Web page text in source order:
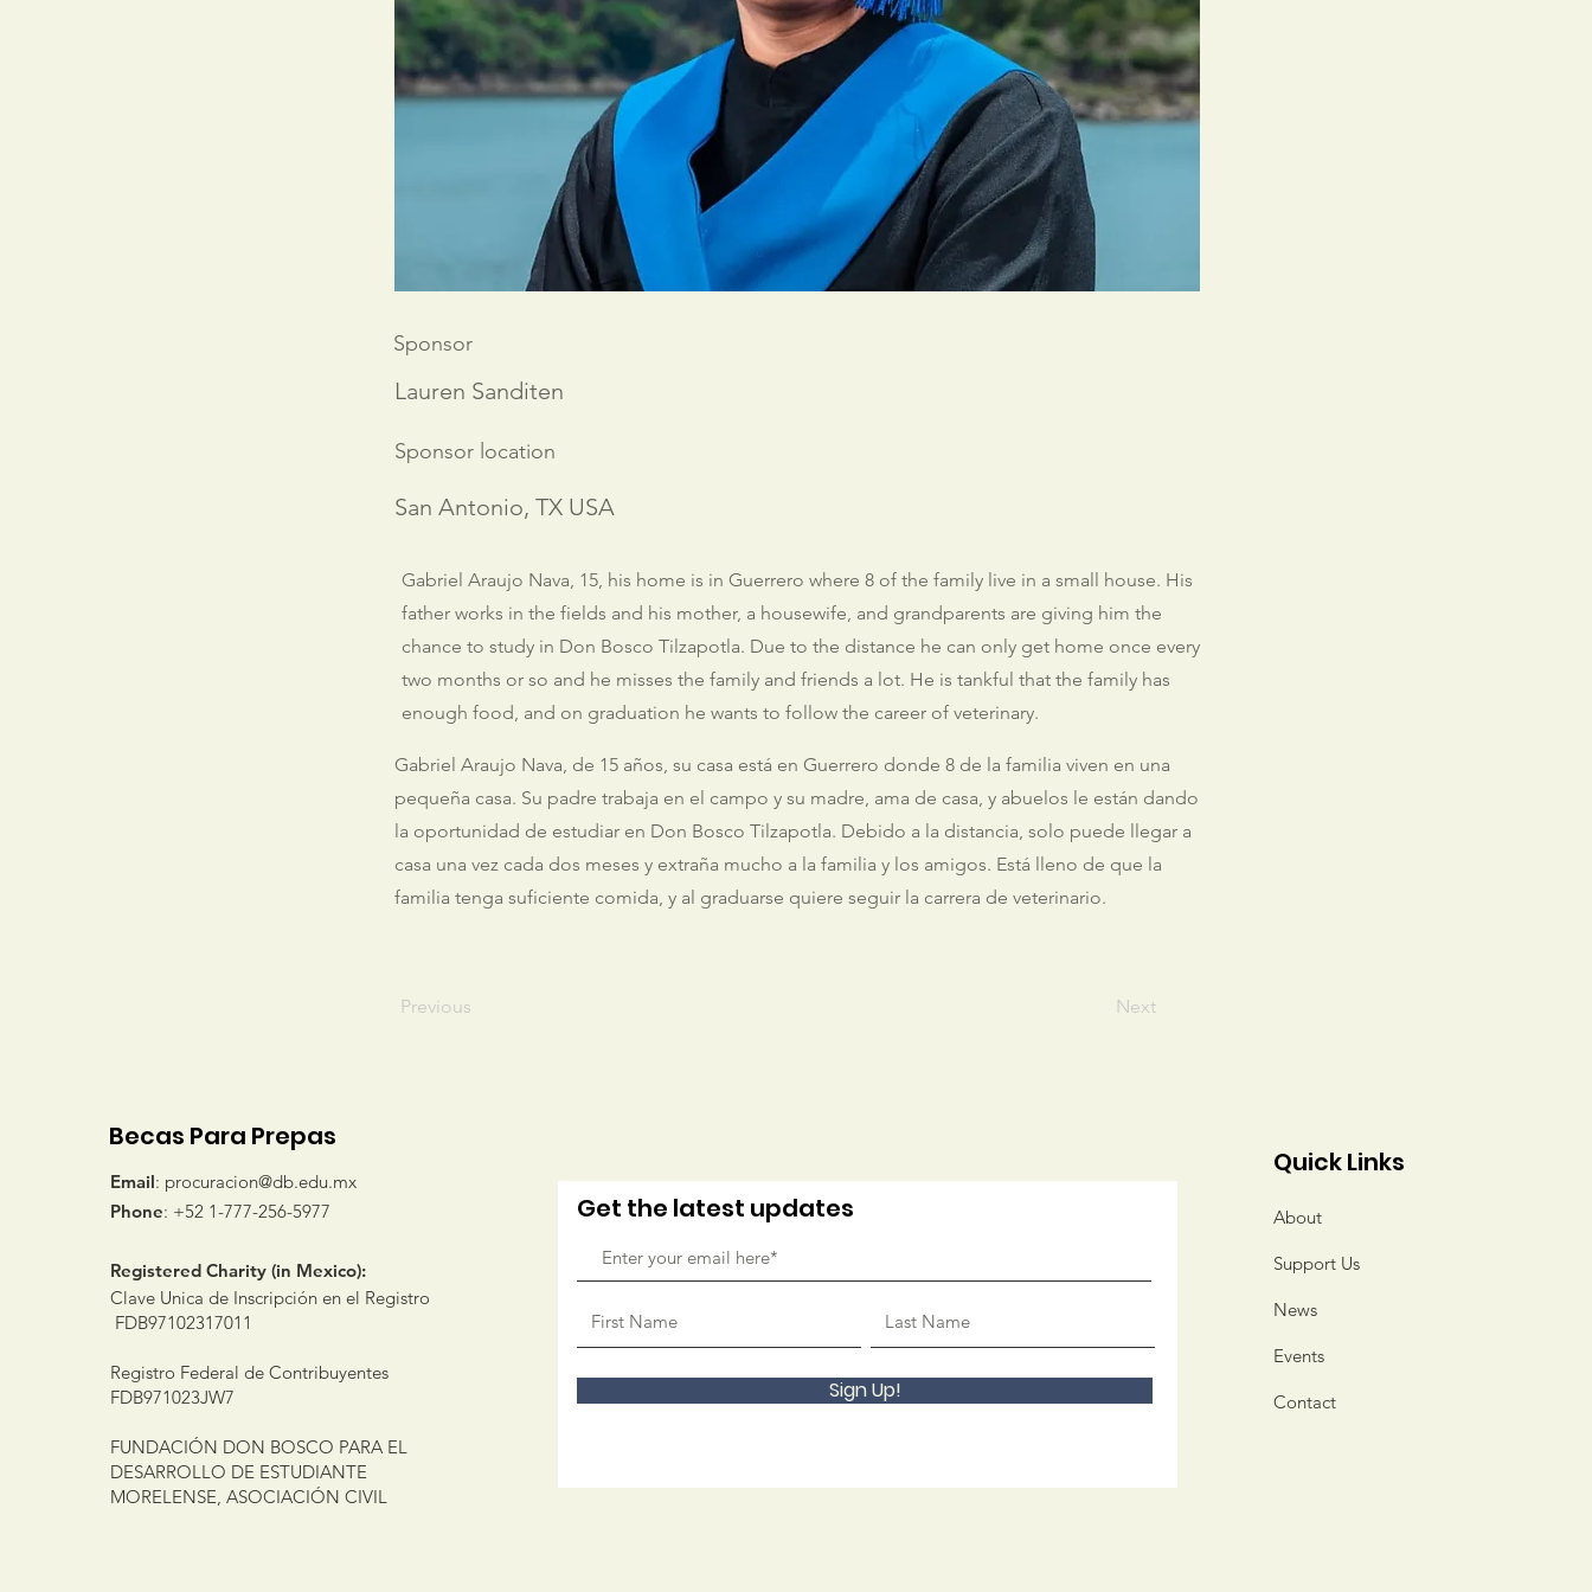
Sponsor
Lauren Sanditen
Sponsor location
San Antonio, TX USA
Gabriel Araujo Nava, 15, his home is in Guerrero where 8 of the family live in a small house. His
father works in the fields and his mother, a housewife, and grandparents are giving him the
chance to study in Don Bosco Tilzapotla. Due to the distance he can only get home once every
two months or so and he misses the family and friends a lot. He is tankful that the family has
enough food, and on graduation he wants to follow the career of veterinary.
Gabriel Araujo Nava, de 15 años, su casa está en Guerrero donde 8 de la familia viven en una
pequeña casa. Su padre trabaja en el campo y su madre, ama de casa, y abuelos le están dando
la oportunidad de estudiar en Don Bosco Tilzapotla. Debido a la distancia, solo puede llegar a
casa una vez cada dos meses y extraña mucho a la familia y los amigos. Está lleno de que la
familia tenga suficiente comida, y al graduarse quiere seguir la carrera de veterinario.
Previous Next
Becas Para Prepas
Email: procuracion@db.edu.mx
Phone: +52 1-777-256-5977
Registered Charity (in Mexico):
Clave Unica de Inscripción en el Registro
FDB97102317011
Registro Federal de Contribuyentes
FDB971023JW7
FUNDACIÓN DON BOSCO PARA EL
DESARROLLO DE ESTUDIANTE
MORELENSE, ASOCIACIÓN CIVIL
Get the latest updates
Sign Up!
Quick Links
About
Support Us
News
Events
Contact